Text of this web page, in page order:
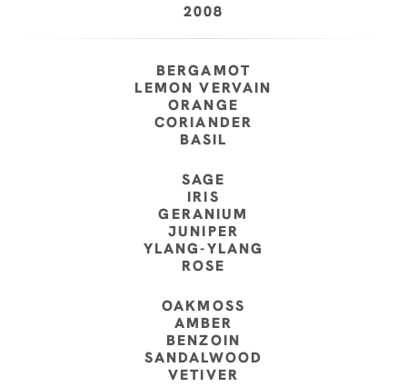
2008
BERGAMOT
LEMON VERVAIN
ORANGE
CORIANDER
BASIL
SAGE
IRIS
GERANIUM
JUNIPER
YLANG-YLANG
ROSE
OAKMOSS
AMBER
BENZOIN
SANDALWOOD
VETIVER